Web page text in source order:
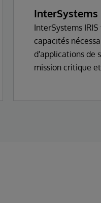
InterSystems
capacités
d'applications de
mission critique
données. Il